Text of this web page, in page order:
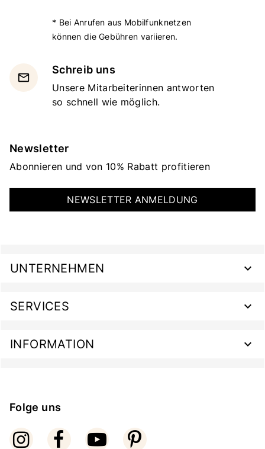
* Bei Anrufen aus Mobilfunknetzen
können die Gebühren variieren.
email
Schreib uns
Unsere Mitarbeiterinnen antworten
so schnell wie möglich.
Newsletter
Abonnieren und von 10% Rabatt profitieren
NEWSLETTER ANMELDUNG
UNTERNEHMEN
SERVICES
INFORMATION
Folge uns